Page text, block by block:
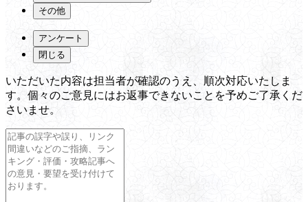
その他
アンケート
閉じる
いただいた内容は担当者が確認のうえ、順次対応いたしま
す。個々のご意見にはお返事できないことを予めご了承くだ
さいませ。